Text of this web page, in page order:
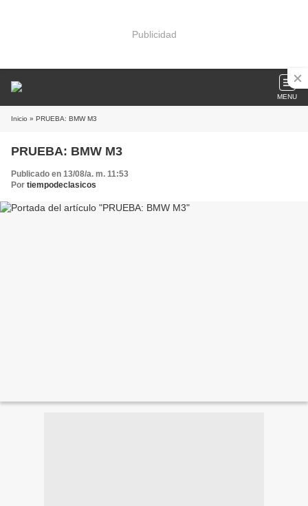
Publicidad
MENU
Inicio » PRUEBA: BMW M3
PRUEBA: BMW M3
Publicado en 13/08/a. m. 11:53
Por tiempodeclasicos